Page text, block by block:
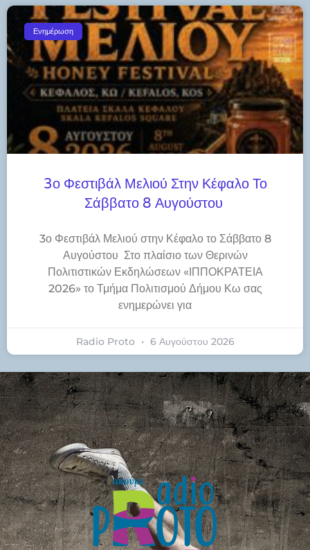
Ενημέρωση
3ο Φεστιβάλ Μελιού Στην Κέφαλο Το
Σάββατο 8 Αυγούστου
3ο Φεστιβάλ Μελιού στην Κέφαλο το Σάββατο 8
Αυγούστου Στο πλαίσιο των Θερινών
Πολιτιστικών Εκδηλώσεων «ΙΠΠΟΚΡΑΤΕΙΑ
2026» το Τμήμα Πολιτισμού Δήμου Κω σας
ενημερώνει για
Radio Proto 6 Αυγούστου 2026